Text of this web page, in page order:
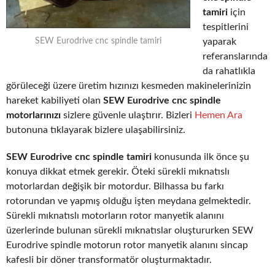
SEW Eurodrive cnc spindle tamiri
tamiri için
tespitlerini
yaparak
referanslarında
da rahatlıkla
görüleceği üzere üretim hızınızı kesmeden makinelerinizin
hareket kabiliyeti olan SEW Eurodrive cnc spindle
motorlarınızı sizlere güvenle ulaştırır. Bizleri Hemen Ara
butonuna tıklayarak bizlere ulaşabilirsiniz.
SEW Eurodrive cnc spindle tamiri konusunda ilk önce şu
konuya dikkat etmek gerekir. Öteki sürekli mıknatıslı
motorlardan değişik bir motordur. Bilhassa bu farkı
rotorundan ve yapmış olduğu işten meydana gelmektedir.
Sürekli mıknatıslı motorların rotor manyetik alanını
üzerlerinde bulunan sürekli mıknatıslar oluştururken SEW
Eurodrive spindle motorun rotor manyetik alanını sincap
kafesli bir döner transformatör oluşturmaktadır.